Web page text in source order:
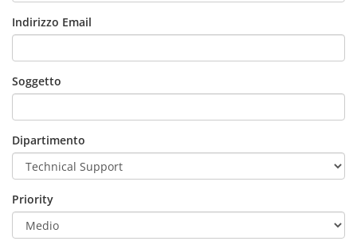
Indirizzo Email
Soggetto
Dipartimento
Priority